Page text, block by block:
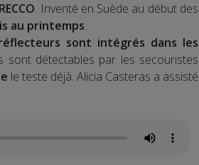
RECCO. Inventé en Suède au début des
au printemps.
sont intégrés dans les
sont détectables par les secouristes
le teste déjà. Alicia Casteras a assisté